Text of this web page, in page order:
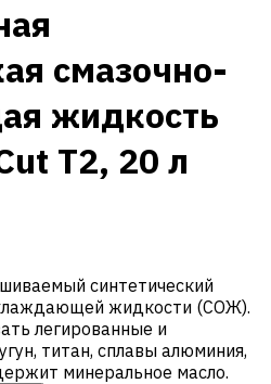
смазочно-
жидкость
T2, 20 л
синтетический
жидкости (СОЖ).
легированные и
титан, сплавы алюминия,
минеральное масло.